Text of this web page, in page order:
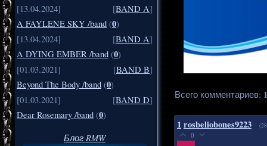
[13.04.2024]
[BAND A]
A FAYLENE SKY /band (0)
[13.04.2024]
[BAND A]
A DYING EMBER /band (0)
[01.03.2021]
[BAND B]
Beyond The Body /band (0)
[01.03.2021]
[BAND D]
Dear Rosemary /band (0)
Блог RMW
Всего комментариев: 1
1rosbeliobones9223
0